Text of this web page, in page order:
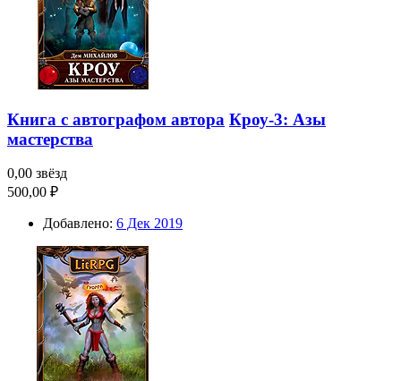
Книга с автографом автора Кроу-3: Азы
мастерства
0,00 звёзд
500,00 ₽
Добавлено: 6 Дек 2019